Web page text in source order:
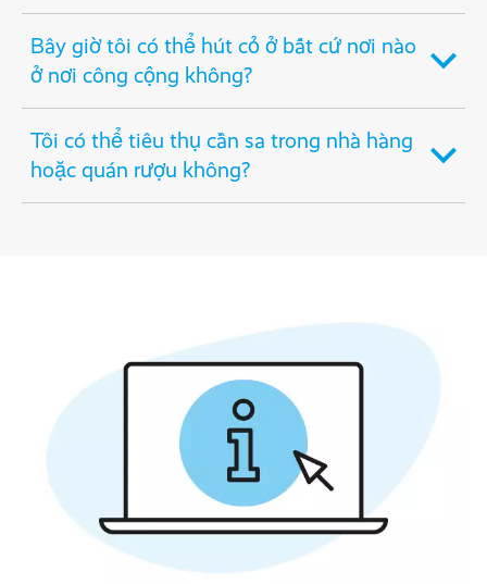
Bây giờ tôi có thể hút cỏ ở bất cứ nơi nào
ở nơi công cộng không?
Tôi có thể tiêu thụ cần sa trong nhà hàng
hoặc quán rượu không?